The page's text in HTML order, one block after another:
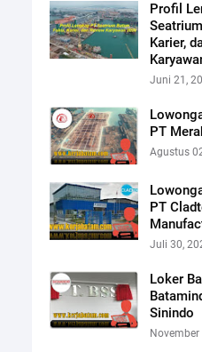
Profil
Karier,
Juni 21,
PT
Agustus
PT
Juli 30,
Loker
Sinindo